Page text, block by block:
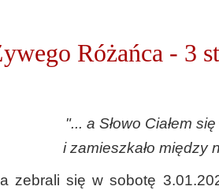
Różańca - 3
"... a Słowo Ciałem się
i zamieszkało między
zebrali się w sobotę